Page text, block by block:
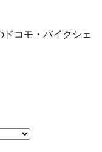
コモ・バイクシェ